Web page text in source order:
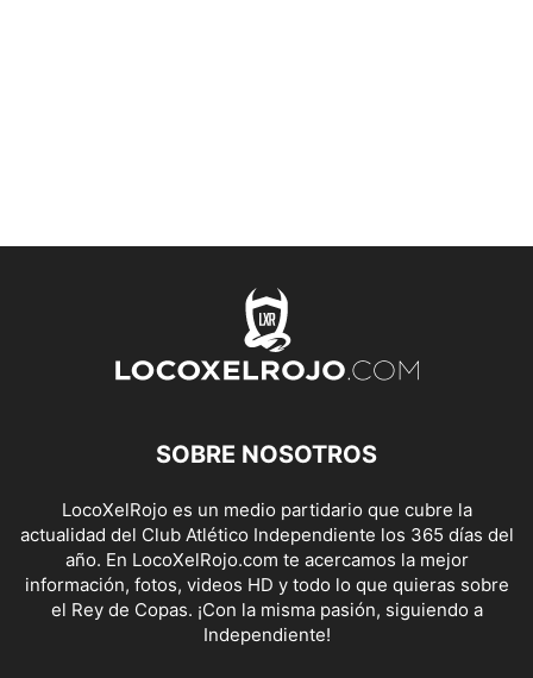
SOBRE NOSOTROS
LocoXelRojo es un medio partidario que cubre la
actualidad del Club Atlético Independiente los 365 días del
año. En LocoXelRojo.com te acercamos la mejor
información, fotos, videos HD y todo lo que quieras sobre
el Rey de Copas. ¡Con la misma pasión, siguiendo a
Independiente!